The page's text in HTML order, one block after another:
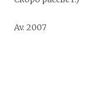
Av. 2007